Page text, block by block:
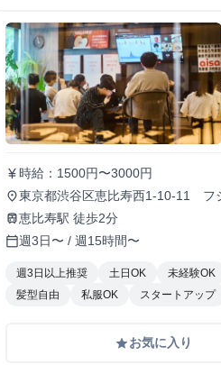
currency_yen時給：1500円〜3000円
place東京都渋谷区恵比寿西1-10-11 フ
train恵比寿駅 徒歩2分
calendar_today週3日〜 / 週15時間〜
週3日以上推奨 土日OK 未経験OK
髪型自由
私服OK スタートアップ
gradeお気に入り